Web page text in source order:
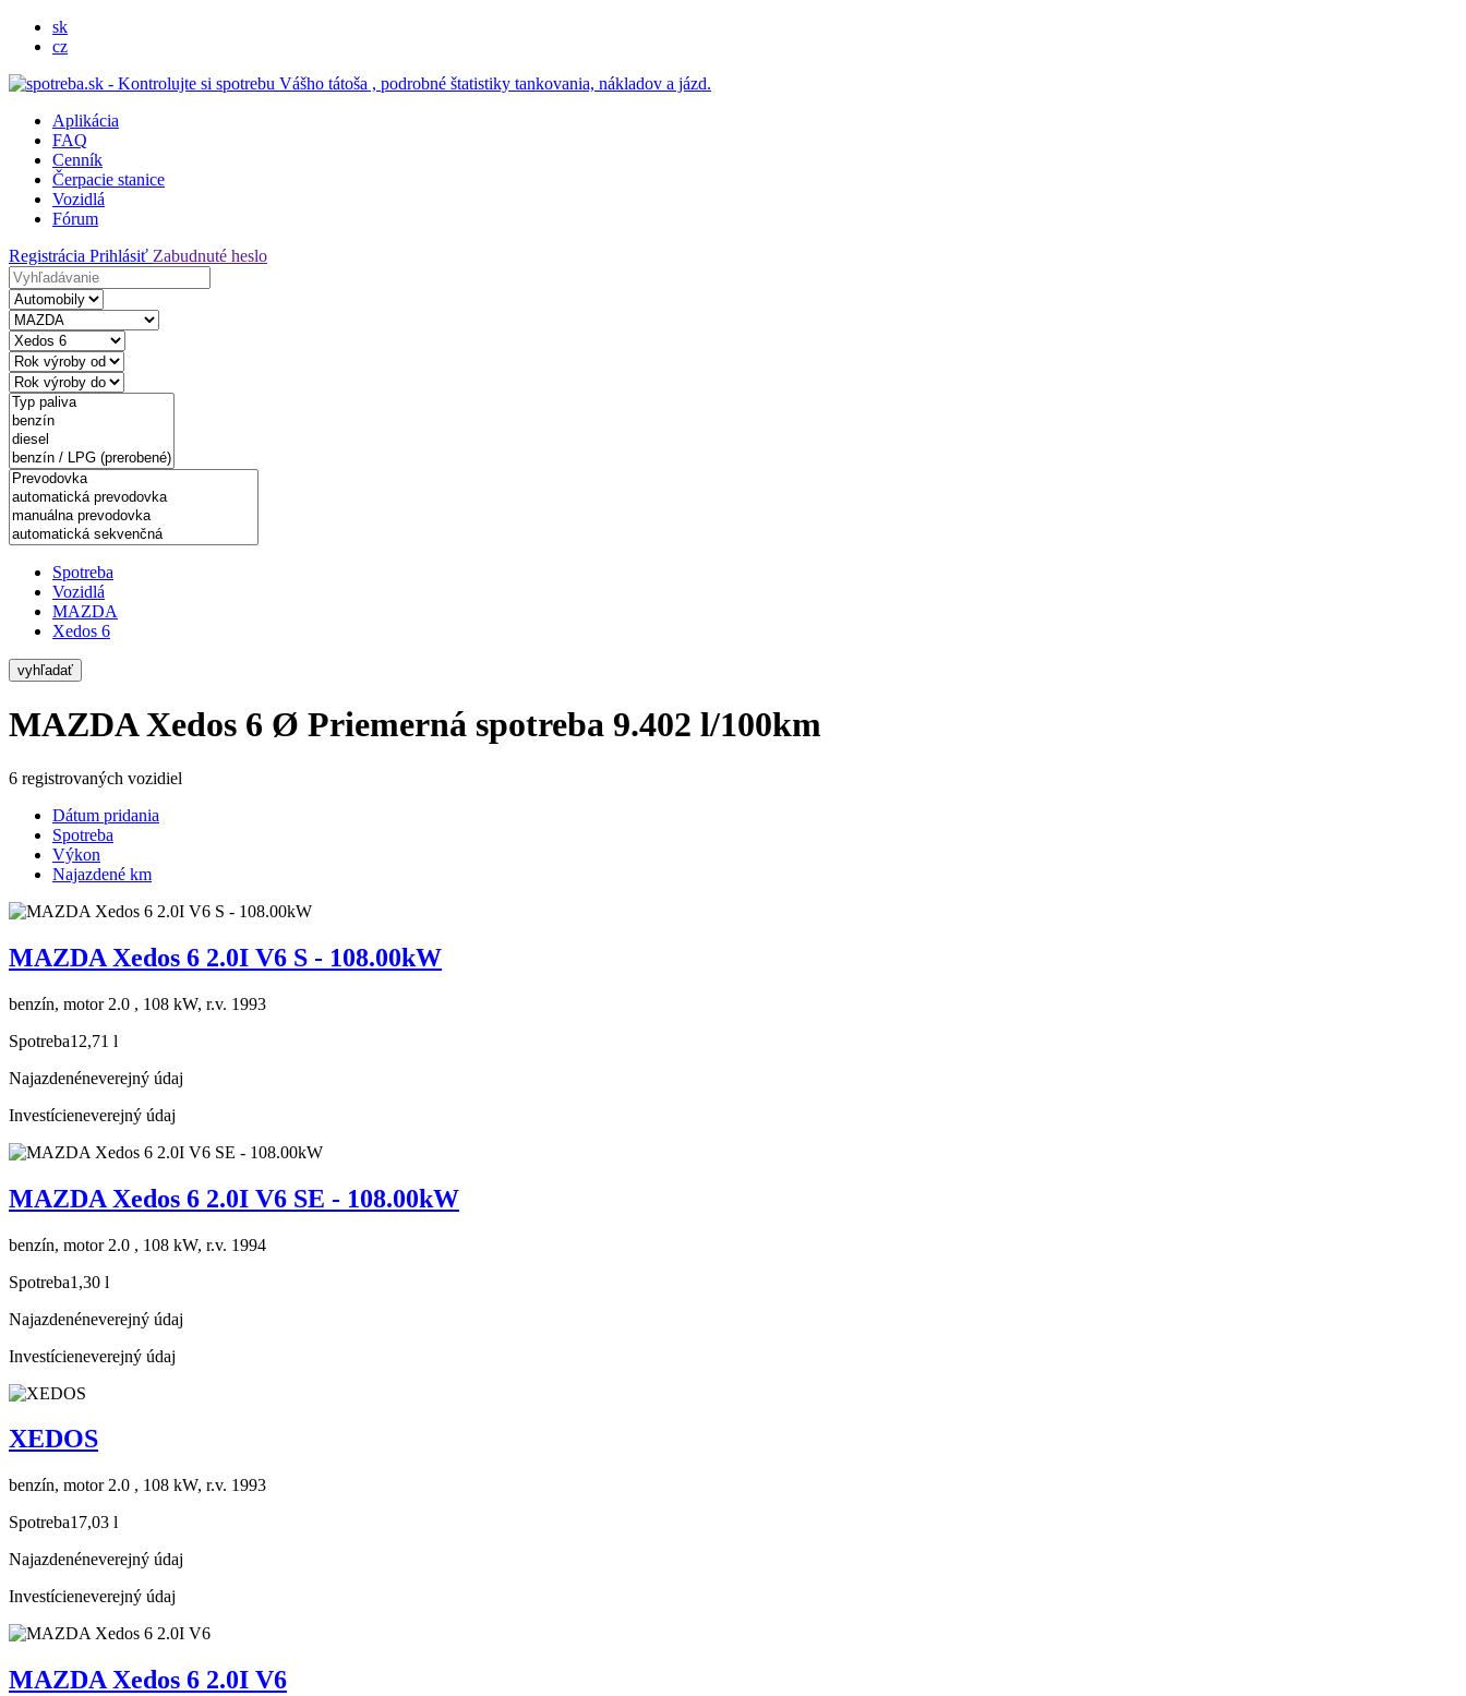
sk
cz
Aplikácia
FAQ
Cenník
Čerpacie stanice
Vozidlá
Fórum
Registrácia Prihlásiť Zabudnuté heslo
Spotreba
Vozidlá
MAZDA
Xedos 6
vyhľadať
MAZDA Xedos 6 Ø Priemerná spotreba 9.402 l/100km
6 registrovaných vozidiel
Dátum pridania
Spotreba
Výkon
Najazdené km
MAZDA Xedos 6 2.0I V6 S - 108.00kW
benzín, motor 2.0 , 108 kW, r.v. 1993
Spotreba12,71 l
Najazdenéneverejný údaj
Investícieneverejný údaj
MAZDA Xedos 6 2.0I V6 SE - 108.00kW
benzín, motor 2.0 , 108 kW, r.v. 1994
Spotreba1,30 l
Najazdenéneverejný údaj
Investícieneverejný údaj
XEDOS
benzín, motor 2.0 , 108 kW, r.v. 1993
Spotreba17,03 l
Najazdenéneverejný údaj
Investícieneverejný údaj
MAZDA Xedos 6 2.0I V6